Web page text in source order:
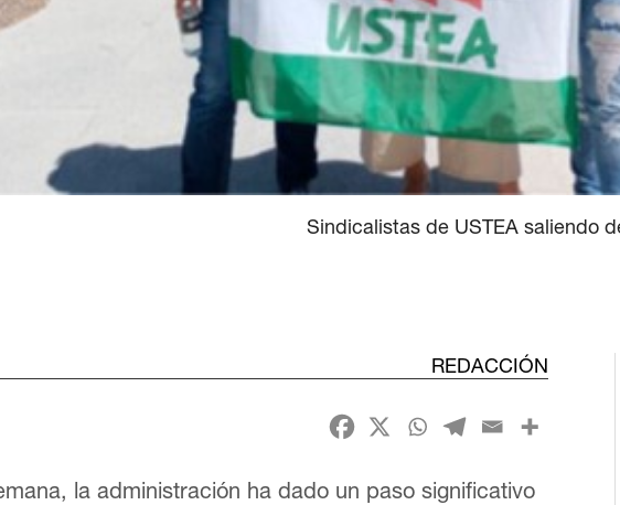
Sindicalistas de USTEA saliendo
REDACCIÓN
la administración ha dado un paso significativo